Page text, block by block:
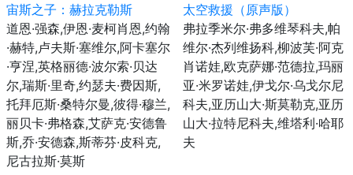
宙斯之子：赫拉克勒斯
道恩·强森,伊恩·麦柯肖恩,约翰
·赫特,卢夫斯·塞维尔,阿卡塞尔
·亨涅,英格丽德·波尔索·贝达
尔,瑞斯·里奇,约瑟夫·费因斯,
托拜厄斯·桑特尔曼,彼得·穆兰,
丽贝卡·弗格森,艾萨克·安德鲁
斯,乔·安德森,斯蒂芬·皮科克,
尼古拉斯·莫斯
太空救援（原声版）
弗拉季米尔·弗多维琴科夫,帕
维尔·杰列维扬科,柳波芙·阿克
肖诺娃,欧克萨娜·范德拉,玛丽
亚·米罗诺娃,伊戈尔·乌戈尔尼
科夫,亚历山大·斯莫勒克,亚历
山大·拉特尼科夫,维塔利·哈耶
夫